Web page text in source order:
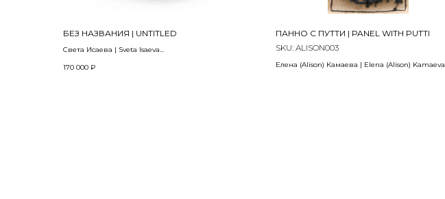
БЕЗ НАЗВАНИЯ | UNTITLED
Света Исаева | Sveta Isaeva
Керамика, глазурь | Ceramics, glaze
170 000 ₽
ПАННО С ПУТТИ | PANEL WITH PUTTI
SKU: ALISON003
Елена (Alison) Камаева | Elena (Alison) Kamaeva